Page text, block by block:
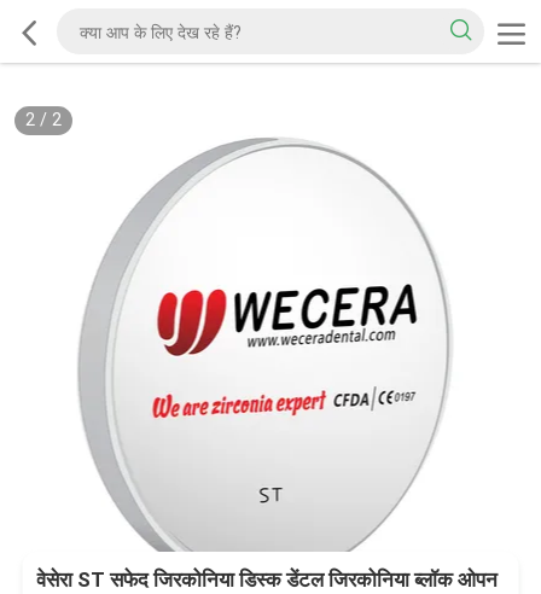
2/ 2
वेसेरा ST सफेद जिरकोनिया डिस्क डेंटल जिरकोनिया ब्लॉक ओपन